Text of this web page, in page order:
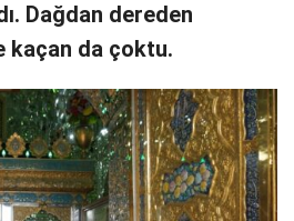
Dağdan dereden
kaçan da çoktu.